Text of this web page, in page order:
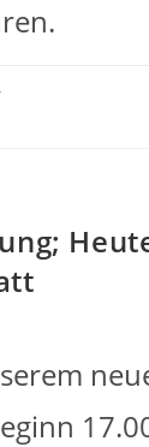
FÜR